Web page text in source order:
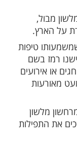
הגשמים
מלשון
עלי האילן